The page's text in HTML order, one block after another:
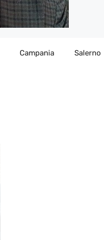
Campania Salerno